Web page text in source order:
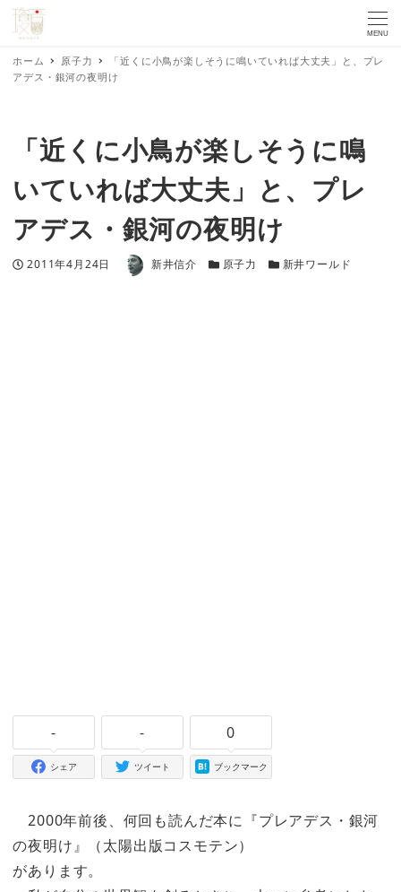
MENU
ホーム 原子力
「近くに小鳥が楽しそうに鳴いていれば大丈夫」と、プレ
アデス・銀河の夜明け
「近くに小鳥が楽しそうに鳴
いていれば大丈夫」と、プレ
アデス・銀河の夜明け
投稿日
2011年4月24日 著者 新井信介 カテゴリー
原子力 カテゴリー
新井ワールド
-
シェア
-
ツイート
0
ブックマーク
2000年前後、何回も読んだ本に『プレアデス・銀河
の夜明け』（太陽出版コスモテン）
があります。